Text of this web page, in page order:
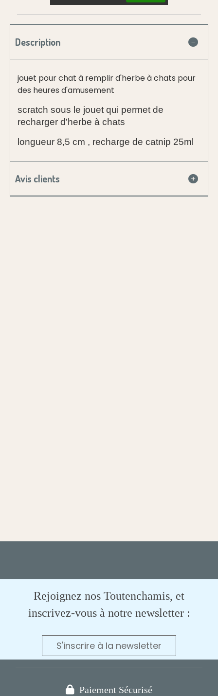
Description
jouet pour chat à remplir d'herbe à chats pour
des heures d'amusement
scratch sous le jouet qui permet de
recharger d'herbe à chats
longueur 8,5 cm , recharge de catnip 25ml
Avis clients
Rejoignez nos Toutenchamis, et
inscrivez-vous à notre newsletter :
S'inscrire à la newsletter
 Paiement Sécurisé